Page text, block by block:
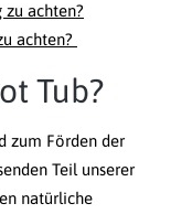
achten?
achten?
Tub?
zum Förden der
Teil unserer
natürliche